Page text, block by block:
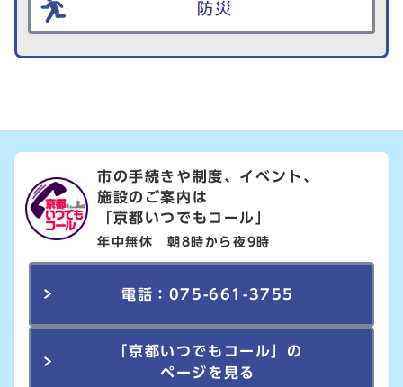
防災
市の手続きや制度、イベント、
施設のご案内は
「京都いつでもコール」
年中無休 朝8時から夜9時
電話：075-661-3755
「京都いつでもコール」の
ページを見る